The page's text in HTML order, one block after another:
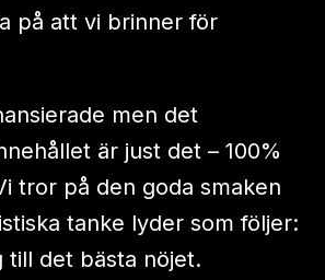
på att vi brinner för
men det
är just det – 100%
tror på den goda smaken
tanke lyder som följer:
till det bästa nöjet.